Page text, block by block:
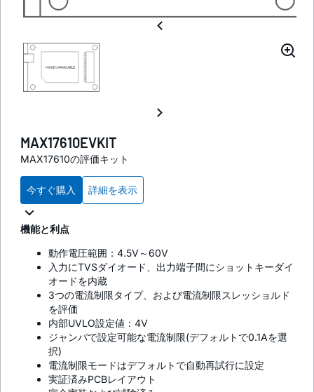
MAX17610EVKIT
MAX17610の評価キット
今すぐ購入 詳細を表示
機能と利点
動作電圧範囲：4.5V～60V
入力にTVSダイオード、出力端子間にショットキーダイ
オードを内蔵
3つの電流制限タイプ、および電流制限スレッショルド
を評価
内部UVLO設定値：4V
ジャンパで設定可能な電流制限(デフォルトで0.1Aを選
択)
電流制限モードはデフォルトで自動再試行に設定
実証済みPCBレイアウト